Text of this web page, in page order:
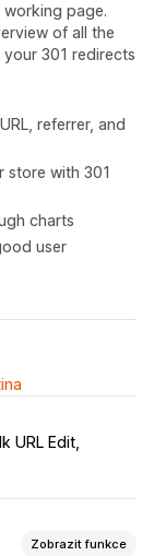
page.
of all the
301 redirects
referrer, and
store with 301
charts
user
URL Edit
Zobrazit funkce